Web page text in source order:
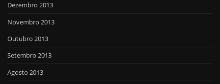
Dezembro 2013
Novembro 2013
Outubro 2013
Setembro 2013
Agosto 2013